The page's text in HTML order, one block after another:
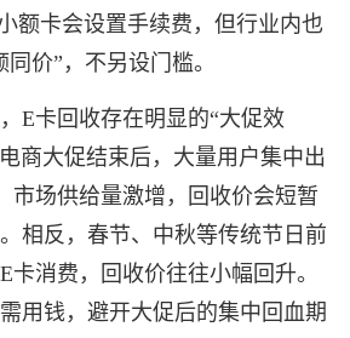
额卡会设置手续费，但行业内也
价”，不另设门槛。
E卡回收存在明显的“大促效
商大促结束后，大量用户集中出
市场供给量激增，回收价会短暂
。相反，春节、中秋等传统节日前
卡消费，回收价往往小幅回升。
用钱，避开大促后的集中回血期